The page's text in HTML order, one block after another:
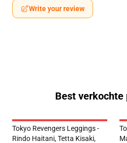
Write your review
Best verkochte
Tokyo Revengers Leggings -
Rindo Haitani, Tetta Kisaki,